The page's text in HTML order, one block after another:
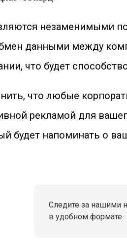
незаменимыми
данными между
что будет
что любые
рекламой для
будет напоминать о
Следите за нашими
в удобном формате